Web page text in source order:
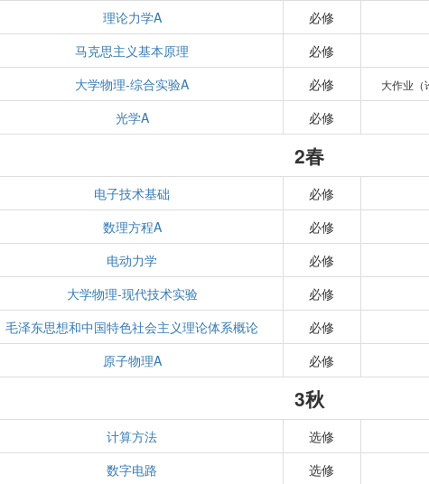
理论力学A 必修
马克思主义基本原理 必修
大学物理-综合实验A 必修 大作业（
光学A 必修
2春
电子技术基础 必修
数理方程A 必修
电动力学 必修
大学物理-现代技术实验 必修
毛泽东思想和中国特色社会主义理论体系概论 必修
原子物理A 必修
3秋
计算方法 选修
数字电路 选修